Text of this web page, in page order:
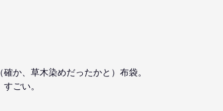
か、草木染めだったかと）布袋。
ごい。